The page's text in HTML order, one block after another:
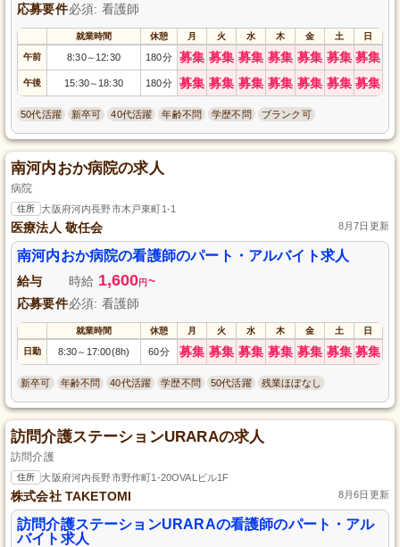
応募要件必須: 看護師
就業時間 休憩 月 火 水 木 金 土 日
午前 8:30～ 12:30 180分 募集 募集 募集 募集 募集 募集 募集
午後 15:30～ 18:30 180分 募集 募集 募集 募集 募集 募集 募集
50代活躍 新卒可 40代活躍 年齢不問 学歴不問 ブランク可
南河内おか病院の求人
病院
住所 大阪府河内長野市木戸東町1-1
医療法人 敬任会 8月7日更新
南河内おか病院の看護師のパート・アルバイト求人
給与 時給 1,600円 ~
応募要件必須: 看護師
就業時間 休憩 月 火 水 木 金 土 日
日勤 8:30～ 17:00(8h) 60分 募集 募集 募集 募集 募集 募集 募集
新卒可 年齢不問 40代活躍 学歴不問 50代活躍 残業ほぼなし
訪問介護ステーションURARAの求人
訪問介護
住所 大阪府河内長野市野作町1-20OVALビル1F
株式会社 TAKETOMI 8月6日更新
訪問介護ステーションURARAの看護師のパート・アル
バイト求人